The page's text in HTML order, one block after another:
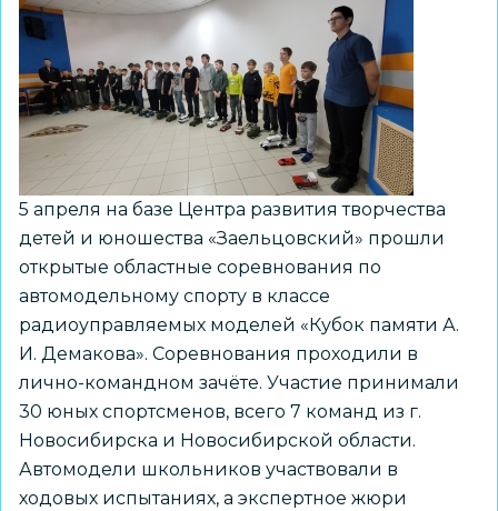
по
информационной
безопасности
5 апреля на базе Центра развития творчества
детей и юношества «Заельцовский» прошли
открытые областные соревнования по
автомодельному спорту в классе
радиоуправляемых моделей «Кубок памяти А.
И. Демакова». Соревнования проходили в
лично-командном зачёте. Участие принимали
30 юных спортсменов, всего 7 команд из г.
Новосибирска и Новосибирской области.
Автомодели школьников участвовали в
ходовых испытаниях, а экспертное жюри